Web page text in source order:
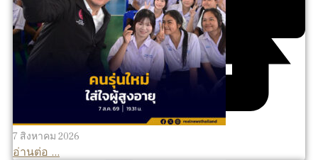
7 สิงหาคม 2026
อ่านต่อ ...